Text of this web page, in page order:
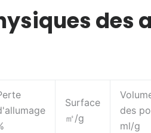
des
Surface
㎡/g
des
ml/g